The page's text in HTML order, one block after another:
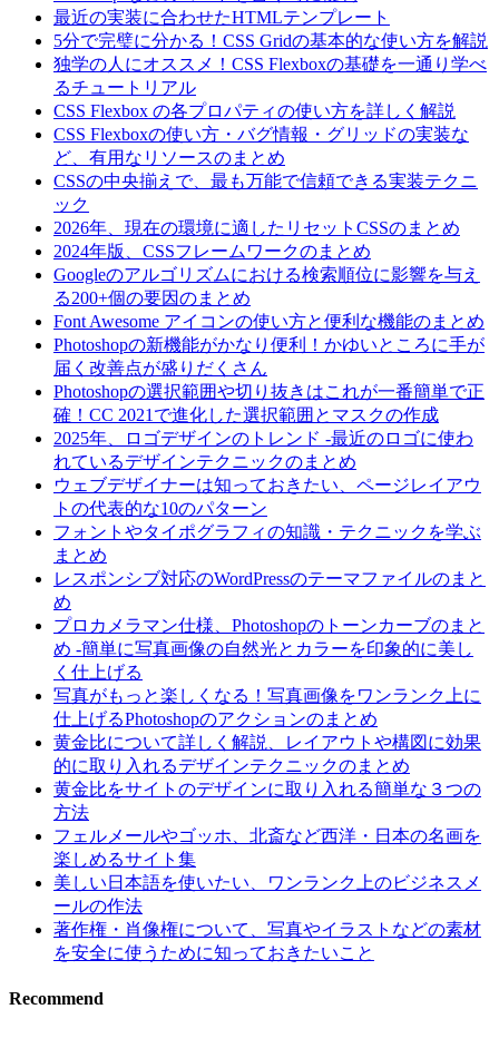
最近の実装に合わせたHTMLテンプレート
5分で完璧に分かる！CSS Gridの基本的な使い方を解説
独学の人にオススメ！CSS Flexboxの基礎を一通り学べ
るチュートリアル
CSS Flexbox の各プロパティの使い方を詳しく解説
CSS Flexboxの使い方・バグ情報・グリッドの実装な
ど、有用なリソースのまとめ
CSSの中央揃えで、最も万能で信頼できる実装テクニ
ック
2026年、現在の環境に適したリセットCSSのまとめ
2024年版、CSSフレームワークのまとめ
Googleのアルゴリズムにおける検索順位に影響を与え
る200+個の要因のまとめ
Font Awesome アイコンの使い方と便利な機能のまとめ
Photoshopの新機能がかなり便利！かゆいところに手が
届く改善点が盛りだくさん
Photoshopの選択範囲や切り抜きはこれが一番簡単で正
確！CC 2021で進化した選択範囲とマスクの作成
2025年、ロゴデザインのトレンド -最近のロゴに使わ
れているデザインテクニックのまとめ
ウェブデザイナーは知っておきたい、ページレイアウ
トの代表的な10のパターン
フォントやタイポグラフィの知識・テクニックを学ぶ
まとめ
レスポンシブ対応のWordPressのテーマファイルのまと
め
プロカメラマン仕様、Photoshopのトーンカーブのまと
め -簡単に写真画像の自然光とカラーを印象的に美し
く仕上げる
写真がもっと楽しくなる！写真画像をワンランク上に
仕上げるPhotoshopのアクションのまとめ
黄金比について詳しく解説、レイアウトや構図に効果
的に取り入れるデザインテクニックのまとめ
黄金比をサイトのデザインに取り入れる簡単な３つの
方法
フェルメールやゴッホ、北斎など西洋・日本の名画を
楽しめるサイト集
美しい日本語を使いたい、ワンランク上のビジネスメ
ールの作法
著作権・肖像権について、写真やイラストなどの素材
を安全に使うために知っておきたいこと
Recommend